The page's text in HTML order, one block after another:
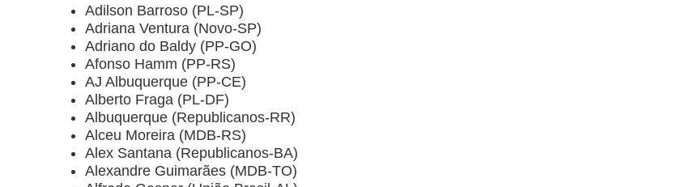
Adilson Barroso (PL-SP)
Adriana Ventura (Novo-SP)
Adriano do Baldy (PP-GO)
Afonso Hamm (PP-RS)
AJ Albuquerque (PP-CE)
Alberto Fraga (PL-DF)
Albuquerque (Republicanos-RR)
Alceu Moreira (MDB-RS)
Alex Santana (Republicanos-BA)
Alexandre Guimarães (MDB-TO)